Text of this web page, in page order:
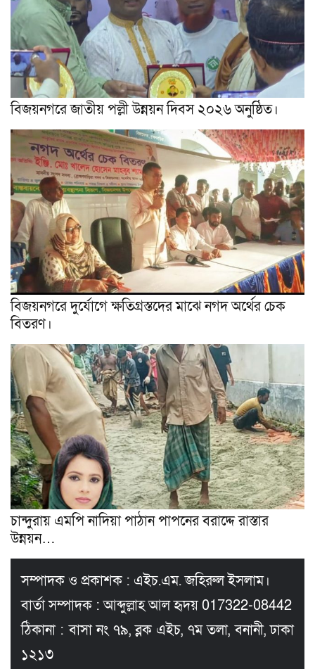
বিজয়নগরে জাতীয় পল্লী উন্নয়ন দিবস ২০২৬ অনুষ্ঠিত।
বিজয়নগরে দুর্যোগে ক্ষতিগ্রস্তদের মাঝে নগদ অর্থের চেক
বিতরণ।
চান্দুরায় এমপি নাদিয়া পাঠান পাপনের বরাদ্দে রাস্তার
উন্নয়ন…
সম্পাদক ও প্রকাশক : এইচ.এম. জহিরুল ইসলাম।
বার্তা সম্পাদক : আব্দুল্লাহ আল হৃদয় 017322-08442
ঠিকানা : বাসা নং ৭৯, ব্লক এইচ, ৭ম তলা, বনানী, ঢাকা
১২১৩